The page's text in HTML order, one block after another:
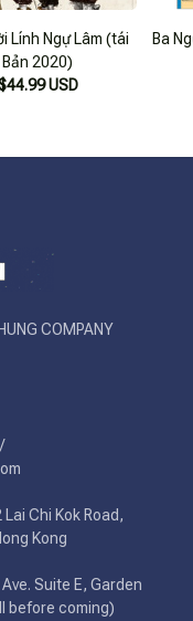
Lính Ngự Lâm (tái
Bản 2020)
USD
Ba
COMPANY
Chi Kok Road,
Kong
Suite E, Garden
before coming)